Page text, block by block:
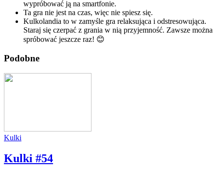
wypróbować ją na smartfonie.
Ta gra nie jest na czas, więc nie spiesz się.
Kulkolandia to w zamyśle gra relaksująca i odstresowująca.
Staraj się czerpać z grania w nią przyjemność. Zawsze można
spróbować jeszcze raz! 😊
Podobne
Kulki
Kulki #54